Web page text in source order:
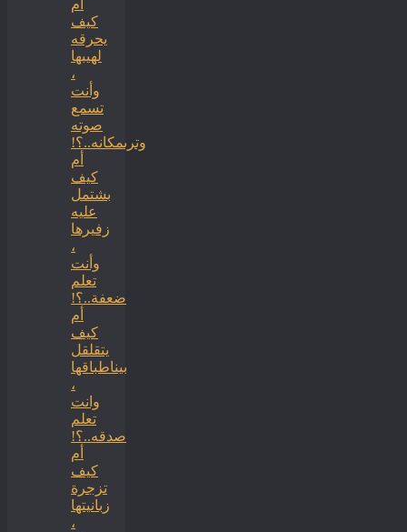
ام
كيف
يحرقه
لهيبها
،
وأنت
تسمع
صوته
وترىمكانه..؟!
أم
كيف
بشتمل
عليه
زفيرها
،
وأنت
تعلم
ضعفة..؟!
أم
كيف
يتقلقل
بيناطباقها
،
وانت
تعلم
صدقه..؟!
أم
كيف
تزجرة
زبانيتها
،